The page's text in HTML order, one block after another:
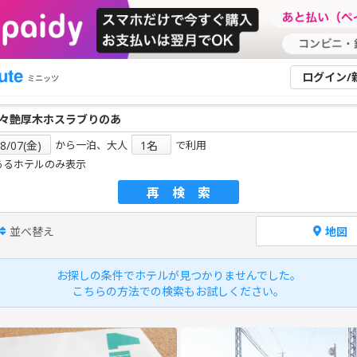
ミニッツ ログイン/
から一泊、大人
で利用
るホテルのみ表示
再検索
並べ替え 地図
お探しの条件でホテルが見つかりませんでした。
こちらの方法での検索もお試しください。